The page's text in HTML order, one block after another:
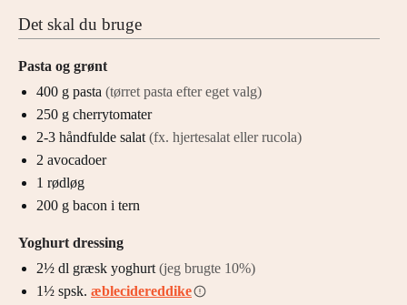
Det skal du bruge
Pasta og grønt
400 g pasta (tørret pasta efter eget valg)
250 g cherrytomater
2-3 håndfulde salat (fx. hjertesalat eller rucola)
2 avocadoer
1 rødløg
200 g bacon i tern
Yoghurt dressing
2½ dl græsk yoghurt (jeg brugte 10%)
1½ spsk. æblecidereddike